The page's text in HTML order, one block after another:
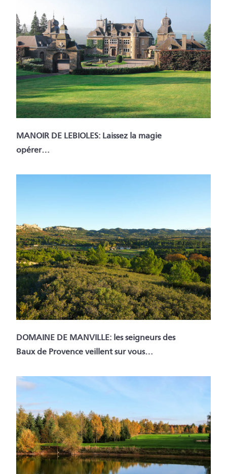
MANOIR DE LEBIOLES: Laissez la magie
opérer…
DOMAINE DE MANVILLE: les seigneurs des
Baux de Provence veillent sur vous…